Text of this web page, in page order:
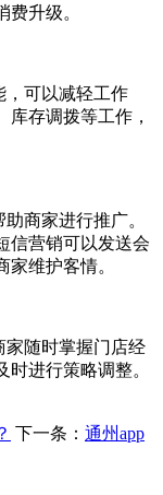
升级。
可以减轻工作
存调拨等工作，
商家进行推广。
信营销可以发送会
维护客情。
随时掌握门店经
进行策略调整。
下一条： 通州app